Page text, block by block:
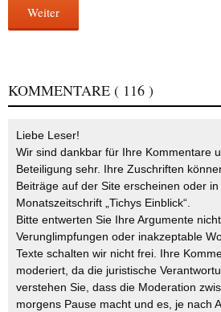
Weiter
KOMMENTARE ( 116 )
Liebe Leser!
Wir sind dankbar für Ihre Kommentare
Beteiligung sehr. Ihre Zuschriften
Beiträge auf der Site erscheinen oder
Monatszeitschrift „Tichys Einblick“.
Bitte entwerten Sie Ihre Argumente
Verunglimpfungen oder inakzeptable
Texte schalten wir nicht frei. Ihre
moderiert, da die juristische
verstehen Sie, dass die Moderation
morgens Pause macht und es, je nach